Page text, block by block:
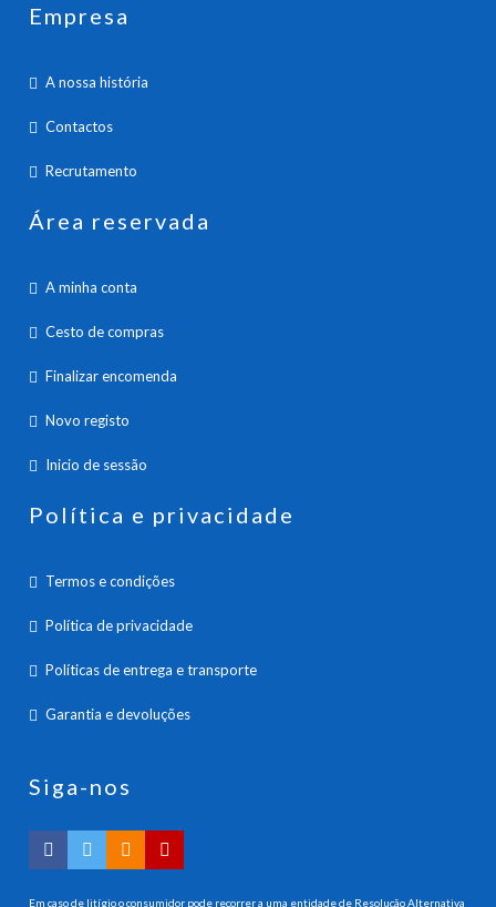
Empresa
A nossa história
Contactos
Recrutamento
Área reservada
A minha conta
Cesto de compras
Finalizar encomenda
Novo registo
Inicio de sessão
Política e privacidade
Termos e condições
Política de privacidade
Políticas de entrega e transporte
Garantia e devoluções
Siga-nos
Em caso de litígio o consumidor pode recorrer a uma entidade de Resolução Alternativa